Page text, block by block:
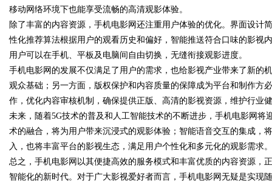
uz
!
移动网络环境下也能享受流畅的高清观影体验。
除了丰富的内容资源，手机电影网还注重用户体验的优化。界面设计
性化推荐算法根据用户的观看历史和偏好，智能推送符合口味的影视
用户可以在手机、平板及电脑间自由切换，无缝衔接观影进度。
手机电影网的发展不仅满足了用户的需求，也给影视产业带来了新的
观众基础；另一方面，版权保护和内容质量的保障成为平台和制作方
作，优化内容审核机制，确保提供正版、高清的影视资源，维护行业
未来，随着5G技术的普及和人工智能技术的不断进步，手机电影网
术的融合，将为用户带来沉浸式的观影体验；智能语音交互的集成，
入，也将丰富平台的影视生态，满足用户个性化和多元化的观影需求。
总之，手机电影网以其便捷高效的服务模式和丰富优质的内容资源，
智能化的新时代。对于广大影视爱好者而言，手机电影网无疑是实现